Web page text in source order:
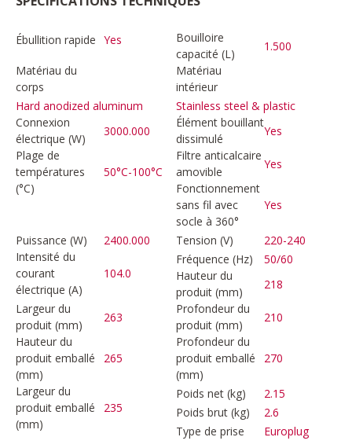
Ébullition rapide Yes
Bouilloire
capacité (L)
1.500
Matériau du
corps
Hard anodized aluminum
Matériau
intérieur
Stainless steel & plastic
Connexion
électrique (W)
3000.000
Élément bouillant
dissimulé
Yes
Plage de
températures
(°C)
50°C-100°C
Filtre anticalcaire
amovible
Yes
Fonctionnement
sans fil avec
socle à 360°
Yes
Puissance (W) 2400.000 Tension (V)
220-240
Intensité du
courant
électrique (A)
104.0
Fréquence (Hz)
50/60
Hauteur du
produit (mm)
218
Largeur du
produit (mm)
263
Profondeur du
produit (mm)
210
Hauteur du
produit emballé
(mm)
265
Profondeur du
produit emballé
(mm)
270
Largeur du
produit emballé
(mm)
235
Poids net (kg)
2.15
Poids brut (kg)
2.6
Type de prise
Europlug